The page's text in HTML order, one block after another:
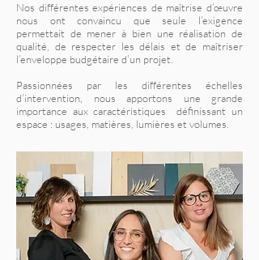
Nos différentes expériences de maîtrise d’œuvre
nous ont convaincu que seule l’exigence
permettait de mener à bien une réalisation de
qualité, de respecter les délais et de maîtriser
l’enveloppe budgétaire d’un projet.
Passionnées par les différentes échelles
d’intervention, nous apportons une grande
importance aux caractéristiques définissant un
espace : usages, matières, lumières et volumes.